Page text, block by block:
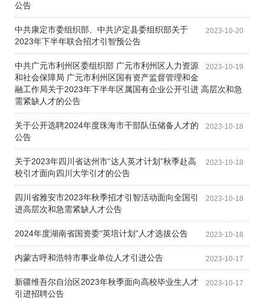
公告
2023-10-20
中共康定市委组织部、中共泸定县委组织部关于
2023年下半年联合招才引智预公告
2023-10-19
中共广元市利州区委组织部 广元市利州区人力资源
和社会保障局 广元市利州区国有资产监督管理和金
融工作局关于2023年下半年区属国有企业公开引进 高层次和急
需紧缺人才的公告
2023-10-18
关于公开选聘2024年度珠海市干部队伍储备人才的
公告
2023-10-18
关于2023年四川省达州市“达人英才计划”秋季赴高
校引才面向四川大学引才的公告
2023-10-18
四川省雅安市2023年秋季招才引智活动面向全国引
进高层次和急需紧缺人才公告
2023-10-18
2024年度湖南省国资委“英培计划”人才选拔公告
2023-10-17
内蒙古呼和浩特市事业单位人才引进公告
2023-10-17
新疆维吾尔自治区2023年秋季面向高校毕业生人才
引进招聘公告